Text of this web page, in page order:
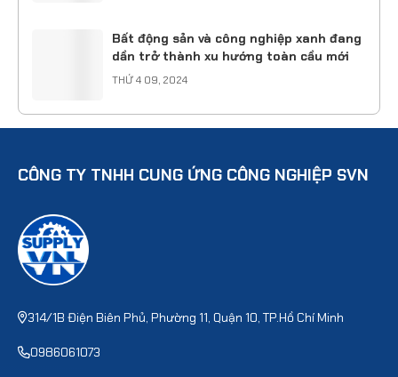
Bất động sản và công nghiệp xanh đang
dần trở thành xu hướng toàn cầu mới
THỨ 4 09, 2024
CÔNG TY TNHH CUNG ỨNG CÔNG NGHIỆP SVN
314/1B Điện Biên Phủ, Phường 11, Quận 10, TP.Hồ Chí Minh
0986061073